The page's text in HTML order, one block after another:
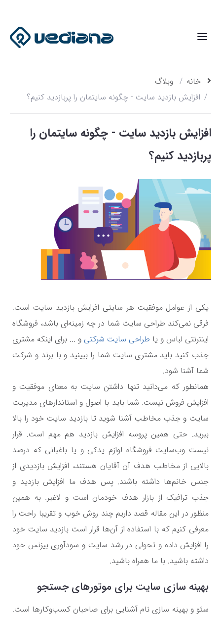
خانه
وبلاگ
افزایش بازدید سایت - چگونه سایتمان را پربازدید کنیم؟
افزایش بازدید سایت - چگونه سایتمان را
پربازدید کنیم؟
یکی از عوامل موفقیت هر سایتی افزایش بازدید سایت است.
فرقی نمی‌کند طراحی سایت شما در چه زمینه‌ای باشد، فروشگاه
اینترنتی لباس و یا طراحی سایت شرکتی و ... برای اینکه مشتری
جذب کنید باید مشتری سایت شما را ببینید و با برند و شرکت
شما آشنا شود.
همانطور که می‌دانید تنها داشتن سایت به معنای موفقیت و
افزایش فروش نیست. شما باید با اصول و استاندارهای مدیریت
سایت و جذب مخاطب آشنا شوید تا بازدید سایت خود را بالا
ببرید. حتی همین پروسه افزایش بازدید هم مهم است. قرار
نیست وب‌سایت فروشگاه لوازم یدکی و یا باغبانی که درصد
بالایی از مخاطب هدف آن آقایان هستند، افزایش بازدیدی از
جنس خانم‌ها داشته باشند. پس هدف ما افزایش بازدید و
جذب ترافیک از بازار هدف خودمان است و لاغیر. به همین
منظور در این مقاله قصد داریم چند روش خوب و تقریبا راحت را
معرفی کنیم که با استفاده از آن‌ها قرار است بازدید سایت خود
را افزایش داده و تحولی در رشد سایت و سودآوری بیزنس خود
داشته باشید. با ما همراه باشید.
بهینه سازی سایت برای موتورهای جستجو
سئو و بهینه سازی نام آشنایی برای صاحبان کسب‌وکارها است.